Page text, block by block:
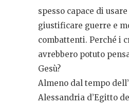
spesso capace di
giustificare guerre e
combattenti. Perché i
avrebbero potuto
Gesù?
Almeno dal tempo
Alessandria d’Egitto